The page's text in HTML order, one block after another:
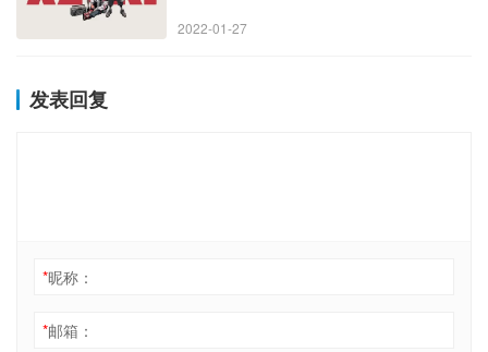
2022-01-27
发表回复
*昵称：
*邮箱：